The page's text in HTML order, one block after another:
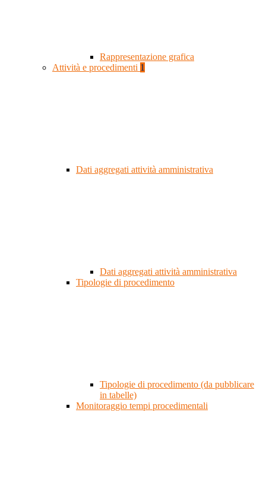
Rappresentazione grafica
Attività e procedimenti 1
Dati aggregati attività amministrativa
Dati aggregati attività amministrativa
Tipologie di procedimento
Tipologie di procedimento (da pubblicare
in tabelle)
Monitoraggio tempi procedimentali